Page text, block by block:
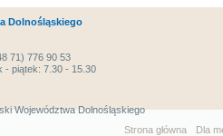
Dolnośląskiego
71) 776 90 53
- piątek: 7.30 - 15.30
Województwa Dolnośląskiego
Strona główna
Dla